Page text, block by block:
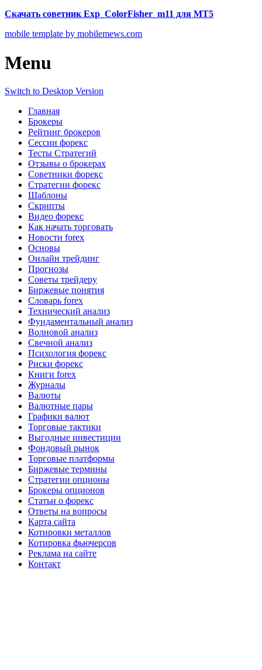
Скачать советник Exp_ColorFisher_m11 для МТ5
mobile template by mobilemews.com
Menu
Switch to Desktop Version
Главная
Брокеры
Рейтинг брокеров
Сессии форекс
Тесты Стратегий
Отзывы о брокерах
Советники форекс
Стратегии форекс
Шаблоны
Скрипты
Видео форекс
Как начать торговать
Новости forex
Основы
Онлайн трейдинг
Прогнозы
Советы трейдеру
Биржевые понятия
Словарь forex
Технический анализ
Фундаментальный анализ
Волновой анализ
Свечной анализ
Психология форекс
Риски форекс
Книги forex
Журналы
Валюты
Валютные пары
Графики валют
Торговые тактики
Выгодные инвестиции
Фондовый рынок
Торговые платформы
Биржевые термины
Стратегии опционы
Брокеры опционов
Статьи о форекс
Ответы на вопросы
Карта сайта
Котировки металлов
Котировка фьючерсов
Реклама на сайте
Контакт